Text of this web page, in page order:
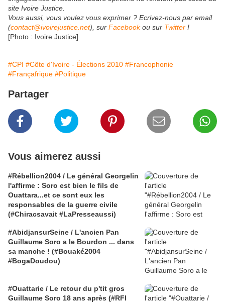
site Ivoire Justice.
Vous aussi, vous voulez vous exprimer ? Ecrivez-nous par email
(contact@ivoirejustice.net), sur Facebookou sur Twitter !
[Photo : Ivoire Justice]
#CPI #Côte d'Ivoire - Élections 2010 #Francophonie
#Françafrique #Politique
Partager
Vous aimerez aussi
#Rébellion2004 / Le général Georgelin
l'affirme : Soro est bien le fils de
Ouattara...et ce sont eux les
responsables de la guerre civile
(#Chiracsavait #LaPresseaussi)
#AbidjansurSeine / L'ancien Pan
Guillaume Soro a le Bourdon ... dans
sa manche ! (#Bouaké2004
#BogaDoudou)
#Ouattarie / Le retour du p'tit gros
Guillaume Soro 18 ans après (#RFI